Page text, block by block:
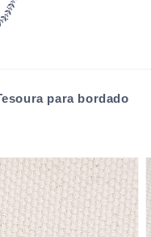
para bordado